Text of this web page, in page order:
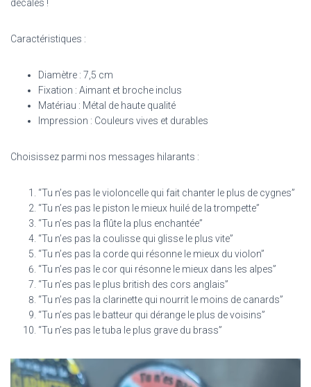
décalés !
Caractéristiques :
Diamètre : 7,5 cm
Fixation : Aimant et broche inclus
Matériau : Métal de haute qualité
Impression : Couleurs vives et durables
Choisissez parmi nos messages hilarants :
“Tu n’es pas le violoncelle qui fait chanter le plus de cygnes”
“Tu n’es pas le piston le mieux huilé de la trompette”
“Tu n’es pas la flûte la plus enchantée”
“Tu n’es pas la coulisse qui glisse le plus vite”
“Tu n’es pas la corde qui résonne le mieux du violon”
“Tu n’es pas le cor qui résonne le mieux dans les alpes”
“Tu n’es pas le plus british des cors anglais”
“Tu n’es pas la clarinette qui nourrit le moins de canards”
“Tu n’es pas le batteur qui dérange le plus de voisins”
“Tu n’es pas le tuba le plus grave du brass”
Lecteur
vidéo